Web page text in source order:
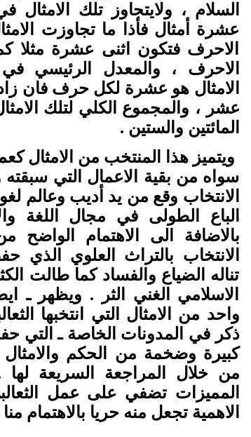
السلام ، ولايتجاوز تلك
عشرة أمثال فأذا ما تجاوزت
الاحرف فتكون اثنى عشرة مثلا
الاحرف ، والمعدل الرئيسي
الامثال هو عشرة لكل حرف فان
عشر ، والمجموع الكلي لتلك
المائتين والستين .
ويتميز هذا المنتخب من الامثال
سواه من بقية الاعمال التي
الانتخاب وقع من يد أديب وعالم
الباع الطولى في مجال اللغة
بالاضافة الى الاهتمام الواضح
الانتخاب بالتراث العلوي الذي
تناله الضياع والفساد كما طالت
الاسلامي الغني الثر . ويظهر ـ
واحد من الامثال التي انتخبها
ذكر في المدونات الخاصة ـ التي
كبيرة وضخمة من الحكم والامثال
من خلال المراجعة السريعة
المميزات تضفي على عمل
الاهمية تجعل منه حريا بالاهتمام